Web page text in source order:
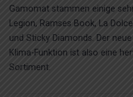
Gamomat stammen einige
Legion, Ramses Book, La
und Sticky Diamonds. Der
Klima-Funktion ist also eine
Sortiment.